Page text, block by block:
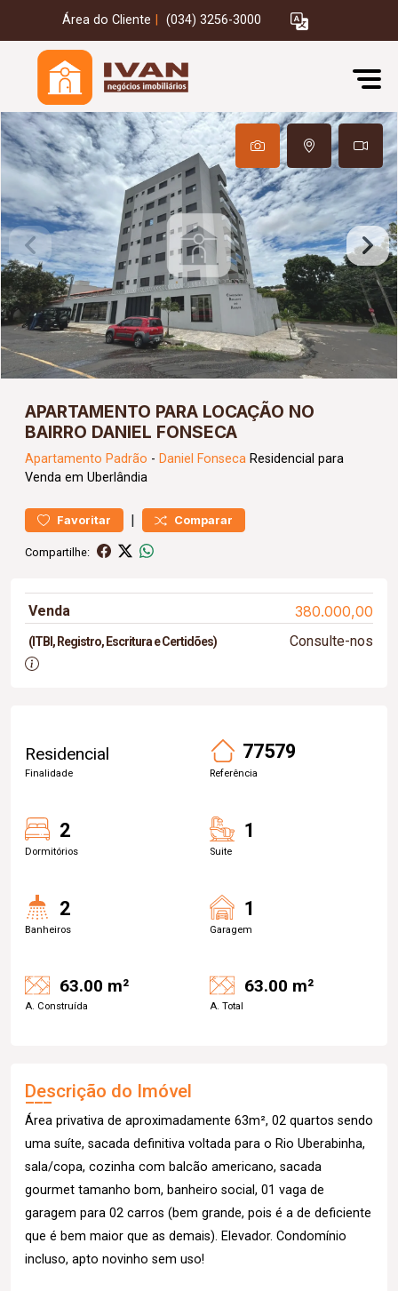
Área do Cliente (034) 3256-3000
APARTAMENTO PARA LOCAÇÃO NO
BAIRRO DANIEL FONSECA
Apartamento Padrão - Daniel Fonseca Residencial para
Venda em Uberlândia
Favoritar | Comparar
Compartilhe:
Venda 380.000,00
(ITBI, Registro, Escritura e Certidões) Consulte-nos
Residencial
Finalidade
77579
Referência
2
Dormitórios
1
Suite
2
Banheiros
1
Garagem
63.00 m²
A. Construída
63.00 m²
A. Total
Descrição do Imóvel
Área privativa de aproximadamente 63m², 02 quartos sendo
uma suíte, sacada definitiva voltada para o Rio Uberabinha,
sala/copa, cozinha com balcão americano, sacada
gourmet tamanho bom, banheiro social, 01 vaga de
garagem para 02 carros (bem grande, pois é a de deficiente
que é bem maior que as demais). Elevador. Condomínio
incluso, apto novinho sem uso!